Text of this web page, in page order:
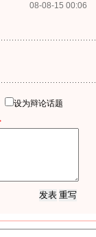
08-08-15 00:06
设为辩论话题